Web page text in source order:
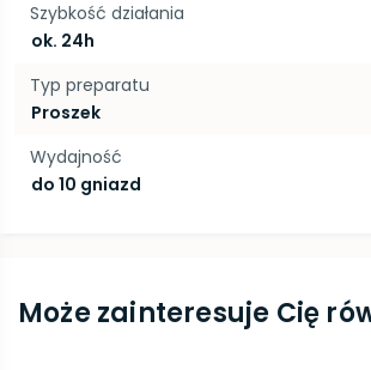
Szybkość działania
ok. 24h
Typ preparatu
Proszek
Wydajność
do 10 gniazd
Może zainteresuje Cię